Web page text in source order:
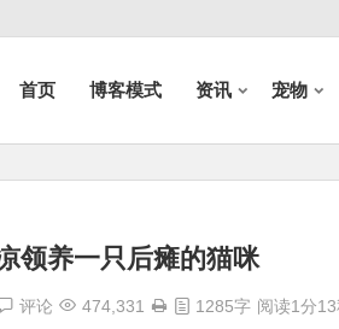
首页 博客模式 资讯 宠物
领养一只后瘫的猫咪
评论 474,331 1285字 阅读1分